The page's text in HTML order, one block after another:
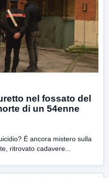
nel fossato del
di un 54enne
È ancora mistero sulla
ritrovato cadavere...